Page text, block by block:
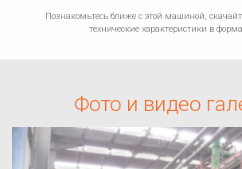
Познакомьтесь ближе с этой машиной,
технические характеристики в
Фото и видео